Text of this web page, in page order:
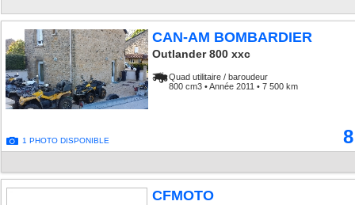
1 PHOTO DISPONIBLE
CAN-AM BOMBARDIER
Outlander 800 xxc
Quad utilitaire / baroudeur
800 cm3 • Année 2011 • 7 500 km
CFMOTO